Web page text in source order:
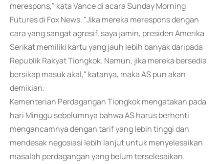
merespons," kata Vance di acara Sunday Morning
Futures di Fox News. "Jika mereka merespons dengan
cara yang sangat agresif, saya jamin, presiden Amerika
Serikat memiliki kartu yang jauh lebih banyak daripada
Republik Rakyat Tiongkok. Namun, jika mereka bersedia
bersikap masuk akal," katanya, maka AS pun akan
demikian.
Kementerian Perdagangan Tiongkok mengatakan pada
hari Minggu sebelumnya bahwa AS harus berhenti
mengancamnya dengan tarif yang lebih tinggi dan
mendesak negosiasi lebih lanjut untuk menyelesaikan
masalah perdagangan yang belum terselesaikan.